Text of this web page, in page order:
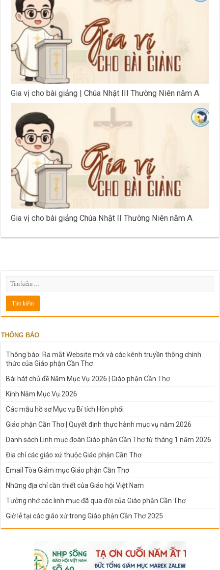
Gia vị cho bài giảng | Chúa Nhật III Thường Niên năm A
Gia vị cho bài giảng Chúa Nhật II Thường Niên năm A
THÔNG BÁO
Thông báo: Ra mắt Website mới và các kênh truyền thông chính
thức của Giáo phận Cần Thơ
Bài hát chủ đề Năm Mục Vụ 2026 | Giáo phận Cần Thơ
Kinh Năm Mục Vụ 2026
Các mẫu hồ sơ Mục vụ Bí tích Hôn phối
Giáo phận Cần Thơ | Quyết định thực hành mục vụ năm 2026
Danh sách Linh mục đoàn Giáo phận Cần Thơ từ tháng 1 năm 2026
Địa chỉ các giáo xứ thuộc Giáo phận Cần Thơ
Email Tòa Giám mục Giáo phận Cần Thơ
Những địa chỉ cần thiết của Giáo hội Việt Nam
Tưởng nhớ các linh mục đã qua đời của Giáo phận Cần Thơ
Giờ lễ tại các giáo xứ trong Giáo phận Cần Thơ 2025